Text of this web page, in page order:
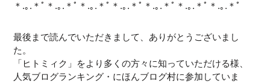
＊.｡.＊ﾟ＊.｡.＊ﾟ＊.｡.＊ﾟ＊.｡.＊ﾟ＊.｡.＊ﾟ＊.｡.＊ﾟ＊.｡.＊ﾟ
最後まで読んでいただきまして、ありがとうございまし
た。
「ヒトミィク」をより多くの方々に知っていただける様、
人気ブログランキング・にほんブログ村に参加していま